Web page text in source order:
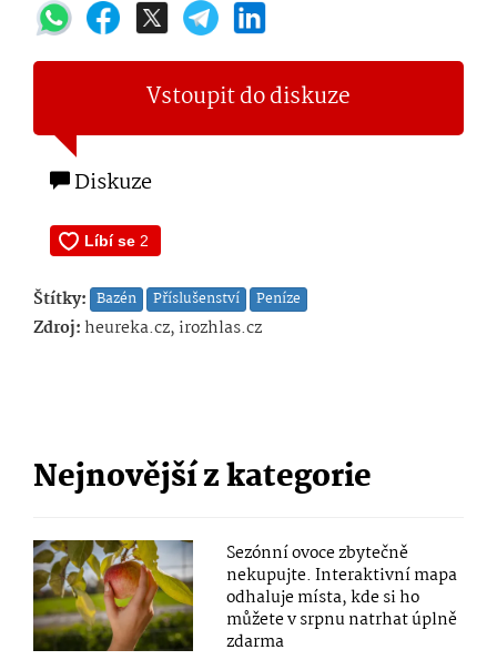
Vstoupit do diskuze
Diskuze
Štítky: Bazén Příslušenství Peníze
Zdroj:heureka.cz, irozhlas.cz
Nejnovější z kategorie
Sezónní ovoce zbytečně
nekupujte. Interaktivní mapa
odhaluje místa, kde si ho
můžete v srpnu natrhat úplně
zdarma